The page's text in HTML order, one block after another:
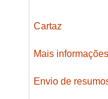
Cartaz
Mais informações
Envio de